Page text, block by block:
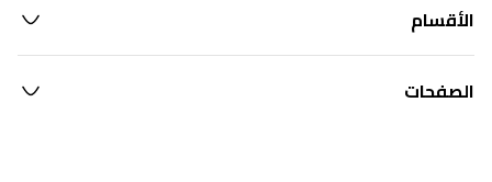
الأقسام
الصفحات